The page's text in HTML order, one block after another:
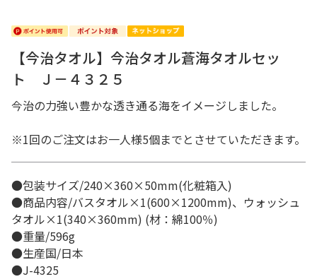
【今治タオル】今治タオル蒼海タオルセッ
ト Ｊ－４３２５
今治の力強い豊かな透き通る海をイメージしました。
※1回のご注文はお一人様5個までとさせていただきます。
●包装サイズ/240×360×50mm(化粧箱入)
●商品内容/バスタオル×1(600×1200mm)、ウォッシュ
タオル×1(340×360mm) (材：綿100％)
●重量/596g
●生産国/日本
●J-4325